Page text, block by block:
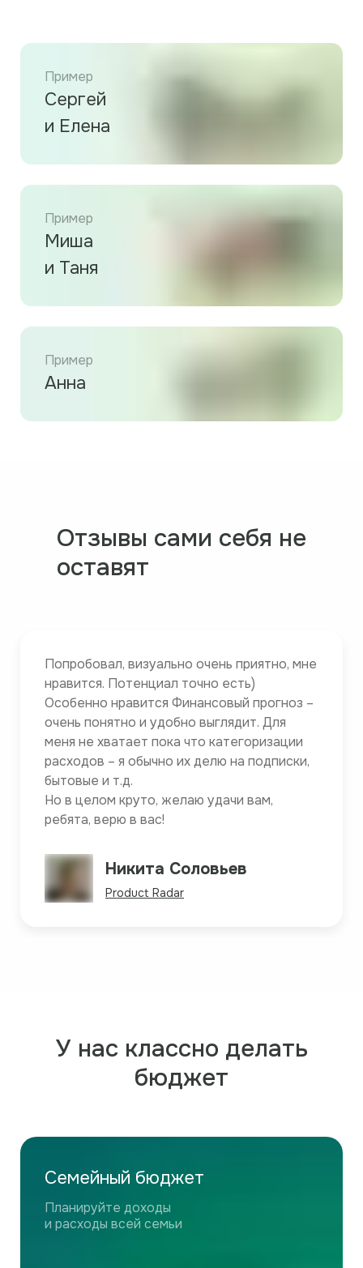
Пример
Сергей
и Елена
Пример
Миша
и Таня
Пример
Анна
Отзывы сами себя не
оставят
Попробовал, визуально очень приятно, мне
нравится. Потенциал точно есть)
Особенно нравится Финансовый прогноз –
очень понятно и удобно выглядит. Для
меня не хватает пока что категоризации
расходов – я обычно их делю на подписки,
бытовые и т.д.
Но в целом круто, желаю удачи вам,
ребята, верю в вас!
Никита Соловьев
Product Radar
У нас классно делать
бюджет
Семейный бюджет
Планируйте доходы
и расходы всей семьи